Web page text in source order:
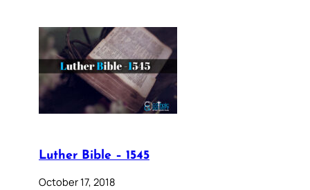
Luther Bible – 1545
October 17, 2018